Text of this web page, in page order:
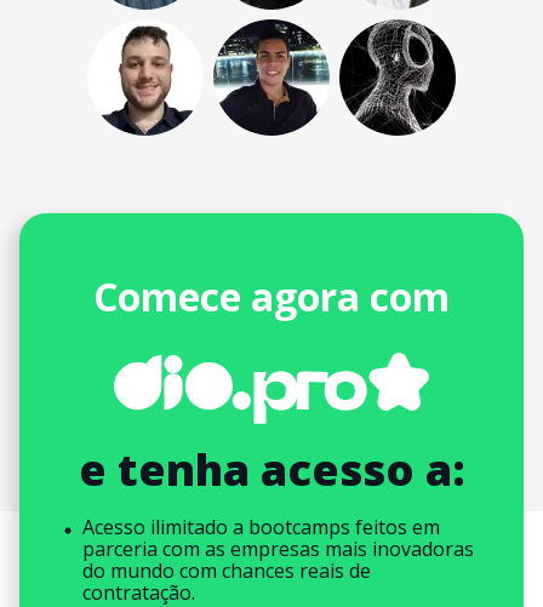
Comece agora com
e tenha acesso a:
Acesso ilimitado a bootcamps feitos em
parceria com as empresas mais inovadoras
do mundo com chances reais de
contratação.